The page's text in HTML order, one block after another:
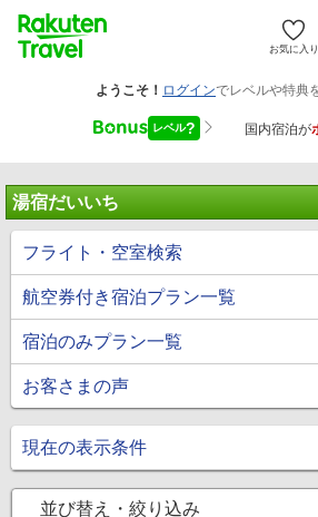
お気に入り
湯宿だいいち
フライト・空室検索
航空券付き宿泊プラン一覧
宿泊のみプラン一覧
お客さまの声
現在の表示条件
並び替え・絞り込み